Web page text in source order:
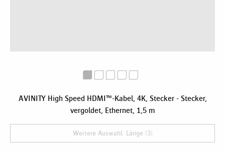
AVINITY High Speed HDMI™-Kabel, 4K, Stecker - Stecker,
vergoldet, Ethernet, 1,5 m
Weitere Auswahl: Länge (3)